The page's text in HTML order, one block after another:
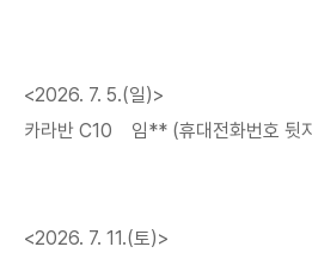
<2026. 7. 5.(일)>
카라반 C10 임** (휴대전화번호 뒷
<2026. 7. 11.(토)>